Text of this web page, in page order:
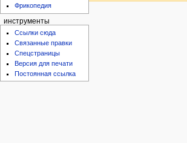
Фрикопедия
инструменты
Ссылки сюда
Связанные правки
Спецстраницы
Версия для печати
Постоянная ссылка